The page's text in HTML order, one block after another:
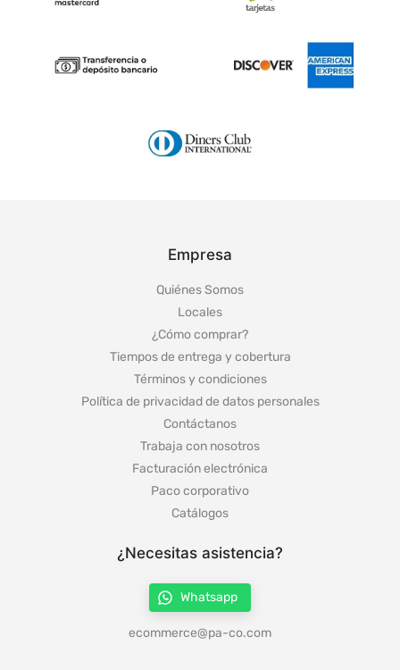
Empresa
Quiénes Somos
Locales
¿Cómo comprar?
Tiempos de entrega y cobertura
Términos y condiciones
Política de privacidad de datos personales
Contáctanos
Trabaja con nosotros
Facturación electrónica
Paco corporativo
Catálogos
¿Necesitas asistencia?
Whatsapp
ecommerce@pa-co.com